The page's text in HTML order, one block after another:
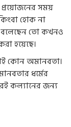
প্রয়োজনের সময়
হোক না
বলেছেন তো কখনও
হয়েছে।
কোন অমানবতা।
ধর্মের
কল্যানের জন্য